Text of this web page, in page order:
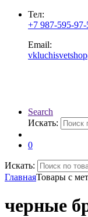
Тел:
+7 987-595-97-
Email:
Search
Искать:
0
Искать:
ГлавнаяТовары с
черные